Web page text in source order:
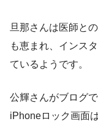
旦那さんは医師と
も恵まれ、インス
ているようです。
公輝さんがブログ
iPhoneロック画面